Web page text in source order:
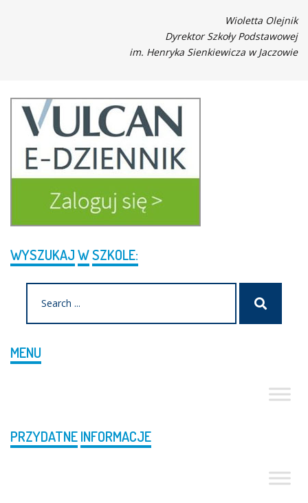
Wioletta Olejnik
Dyrektor Szkoły Podstawowej
im. Henryka Sienkiewicza w Jaczowie
WYSZUKAJWSZKOLE:
Szukaj
MENU
PRZYDATNEINFORMACJE